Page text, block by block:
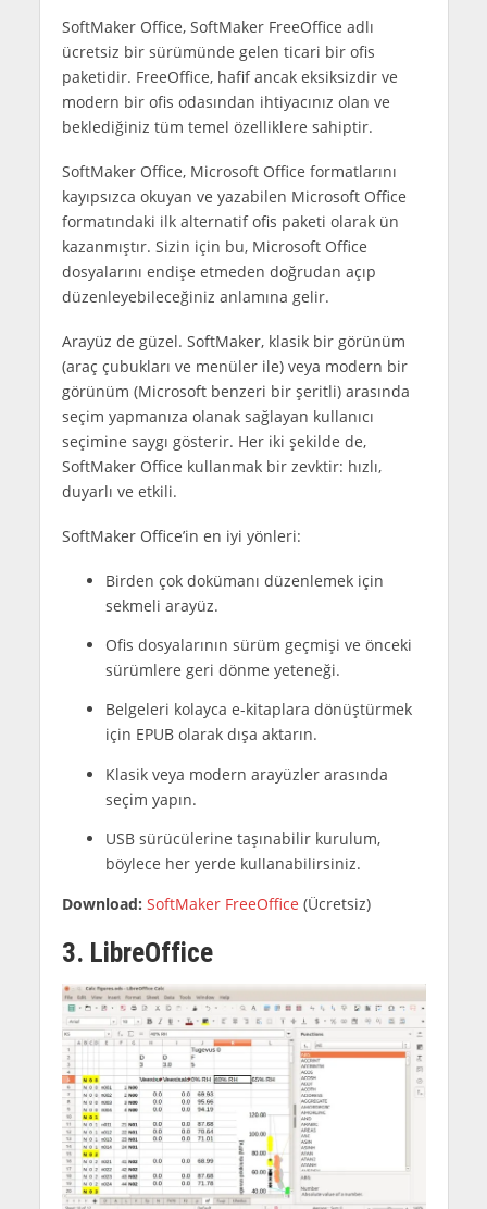
SoftMaker Office, SoftMaker FreeOffice adlı
ücretsiz bir sürümünde gelen ticari bir ofis
paketidir. FreeOffice, hafif ancak eksiksizdir ve
modern bir ofis odasından ihtiyacınız olan ve
beklediğiniz tüm temel özelliklere sahiptir.
SoftMaker Office, Microsoft Office formatlarını
kayıpsızca okuyan ve yazabilen Microsoft Office
formatındaki ilk alternatif ofis paketi olarak ün
kazanmıştır. Sizin için bu, Microsoft Office
dosyalarını endişe etmeden doğrudan açıp
düzenleyebileceğiniz anlamına gelir.
Arayüz de güzel. SoftMaker, klasik bir görünüm
(araç çubukları ve menüler ile) veya modern bir
görünüm (Microsoft benzeri bir şeritli) arasında
seçim yapmanıza olanak sağlayan kullanıcı
seçimine saygı gösterir. Her iki şekilde de,
SoftMaker Office kullanmak bir zevktir: hızlı,
duyarlı ve etkili.
SoftMaker Office’in en iyi yönleri:
Birden çok dokümanı düzenlemek için
sekmeli arayüz.
Ofis dosyalarının sürüm geçmişi ve önceki
sürümlere geri dönme yeteneği.
Belgeleri kolayca e-kitaplara dönüştürmek
için EPUB olarak dışa aktarın.
Klasik veya modern arayüzler arasında
seçim yapın.
USB sürücülerine taşınabilir kurulum,
böylece her yerde kullanabilirsiniz.
Download: SoftMaker FreeOffice (Ücretsiz)
3. LibreOffice